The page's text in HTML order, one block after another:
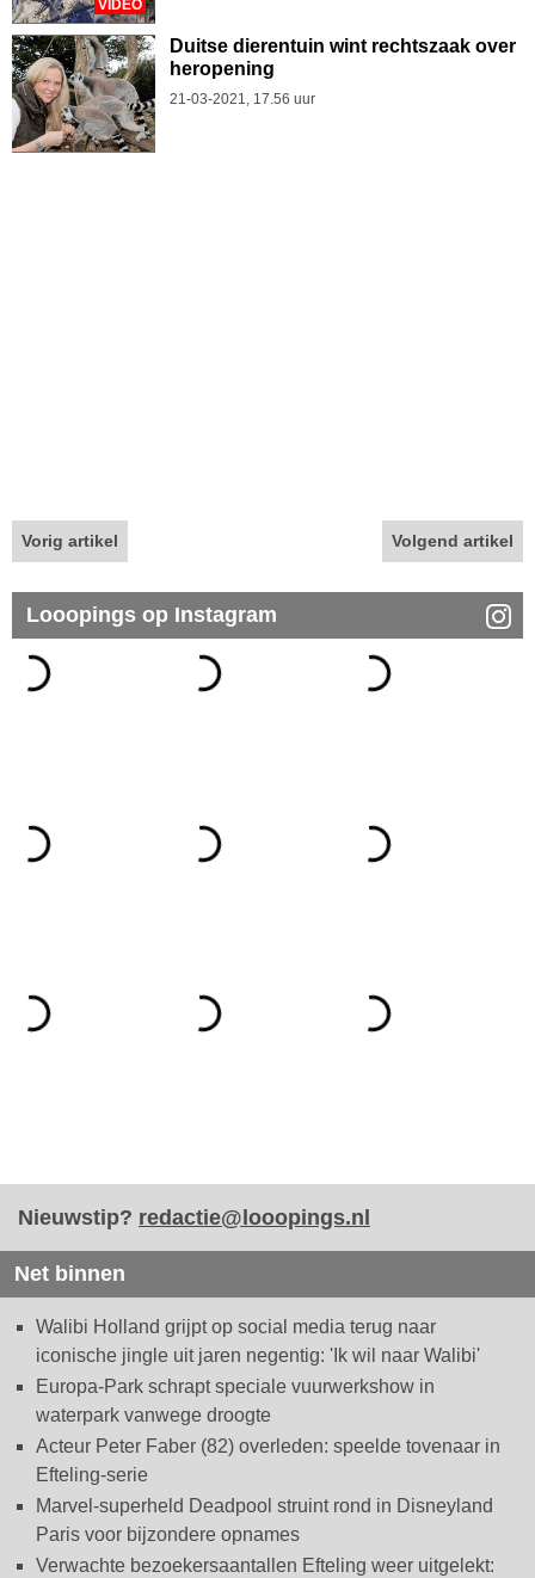
VIDEO
Duitse dierentuin wint rechtszaak over
heropening
21-03-2021, 17.56 uur
Vorig artikel Volgend artikel
Looopings op Instagram
Nieuwstip? redactie@looopings.nl
Net binnen
Walibi Holland grijpt op social media terug naar
iconische jingle uit jaren negentig: 'Ik wil naar Walibi'
Europa-Park schrapt speciale vuurwerkshow in
waterpark vanwege droogte
Acteur Peter Faber (82) overleden: speelde tovenaar in
Efteling-serie
Marvel-superheld Deadpool struint rond in Disneyland
Paris voor bijzondere opnames
Verwachte bezoekersaantallen Efteling weer uitgelekt: